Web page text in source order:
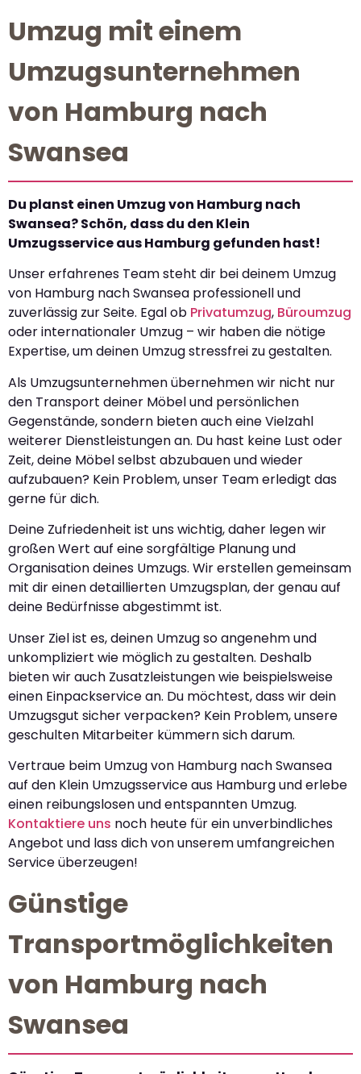
Umzug mit einem
Umzugsunternehmen
von Hamburg nach
Swansea
Du planst einen Umzug von Hamburg nach
Swansea? Schön, dass du den Klein
Umzugsservice aus Hamburg gefunden hast!
Unser erfahrenes Team steht dir bei deinem Umzug
von Hamburg nach Swansea professionell und
zuverlässig zur Seite. Egal ob Privatumzug, Büroumzug
oder internationaler Umzug – wir haben die nötige
Expertise, um deinen Umzug stressfrei zu gestalten.
Als Umzugsunternehmen übernehmen wir nicht nur
den Transport deiner Möbel und persönlichen
Gegenstände, sondern bieten auch eine Vielzahl
weiterer Dienstleistungen an. Du hast keine Lust oder
Zeit, deine Möbel selbst abzubauen und wieder
aufzubauen? Kein Problem, unser Team erledigt das
gerne für dich.
Deine Zufriedenheit ist uns wichtig, daher legen wir
großen Wert auf eine sorgfältige Planung und
Organisation deines Umzugs. Wir erstellen gemeinsam
mit dir einen detaillierten Umzugsplan, der genau auf
deine Bedürfnisse abgestimmt ist.
Unser Ziel ist es, deinen Umzug so angenehm und
unkompliziert wie möglich zu gestalten. Deshalb
bieten wir auch Zusatzleistungen wie beispielsweise
einen Einpackservice an. Du möchtest, dass wir dein
Umzugsgut sicher verpacken? Kein Problem, unsere
geschulten Mitarbeiter kümmern sich darum.
Vertraue beim Umzug von Hamburg nach Swansea
auf den Klein Umzugsservice aus Hamburg und erlebe
einen reibungslosen und entspannten Umzug.
Kontaktiere uns noch heute für ein unverbindliches
Angebot und lass dich von unserem umfangreichen
Service überzeugen!
Günstige
Transportmöglichkeiten
von Hamburg nach
Swansea